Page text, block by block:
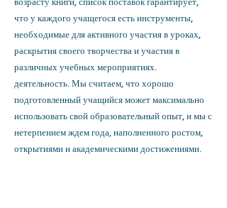
что у каждого учащегося есть инструменты,
необходимые для активного участия в уроках,
раскрытия своего творчества и участия в
различных учебных мероприятиях.
деятельность. Мы считаем, что хорошо
подготовленный учащийся может максимально
использовать свой образовательный опыт, и мы с
нетерпением ждем года, наполненного ростом,
открытиями и академическими достижениями.